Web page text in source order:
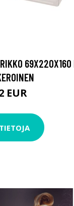
69X220X160
EUR